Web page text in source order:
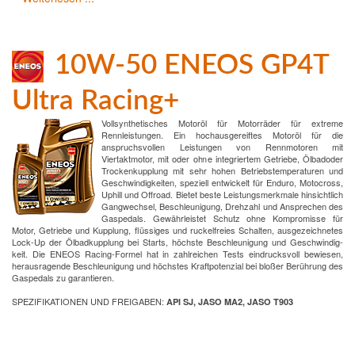
10W-50 ENEOS GP4T
Ultra Racing+
Vollsynthetisches Motoröl für Motorräder für extreme
Rennleistungen. Ein hochausgereiftes Motoröl für die
anspruchsvollen Leistungen von Rennmotoren mit
Viertaktmotor, mit oder ohne integriertem Getriebe, Ölbadoder
Trockenkupplung mit sehr hohen Betriebstemperaturen und
Geschwindigkeiten, speziell entwickelt für Enduro, Motocross,
Uphill und Offroad. Bietet beste Leistungsmerkmale hinsichtlich
Gangwechsel, Beschleunigung, Drehzahl und Ansprechen des
Gaspedals. Gewährleistet Schutz ohne Kompromisse für
Motor, Getriebe und Kupplung, flüssiges und ruckelfreies Schalten, ausgezeichnetes
Lock-Up der Ölbadkupplung bei Starts, höchste Beschleunigung und Geschwindig-
keit. Die ENEOS Racing-Formel hat in zahlreichen Tests eindrucksvoll bewiesen,
herausragende Beschleunigung und höchstes Kraftpotenzial bei bloßer Berührung des
Gaspedals zu garantieren.
SPEZIFIKATIONEN UND FREIGABEN: API SJ, JASO MA2, JASO T903